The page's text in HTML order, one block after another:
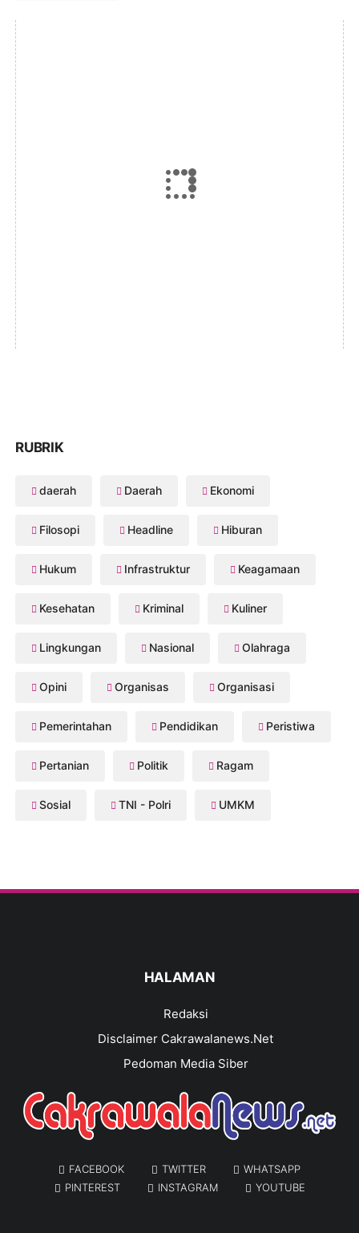
RUBRIK
daerah Daerah Ekonomi
Filosopi Headline Hiburan
Hukum Infrastruktur Keagamaan
Kesehatan Kriminal Kuliner
Lingkungan Nasional Olahraga
Opini Organisas Organisasi
Pemerintahan Pendidikan Peristiwa
Pertanian Politik Ragam
Sosial TNI - Polri UMKM
HALAMAN
Redaksi
Disclaimer Cakrawalanews.Net
Pedoman Media Siber
FACEBOOK TWITTER
WHATSAPP
PINTEREST
INSTAGRAM YOUTUBE